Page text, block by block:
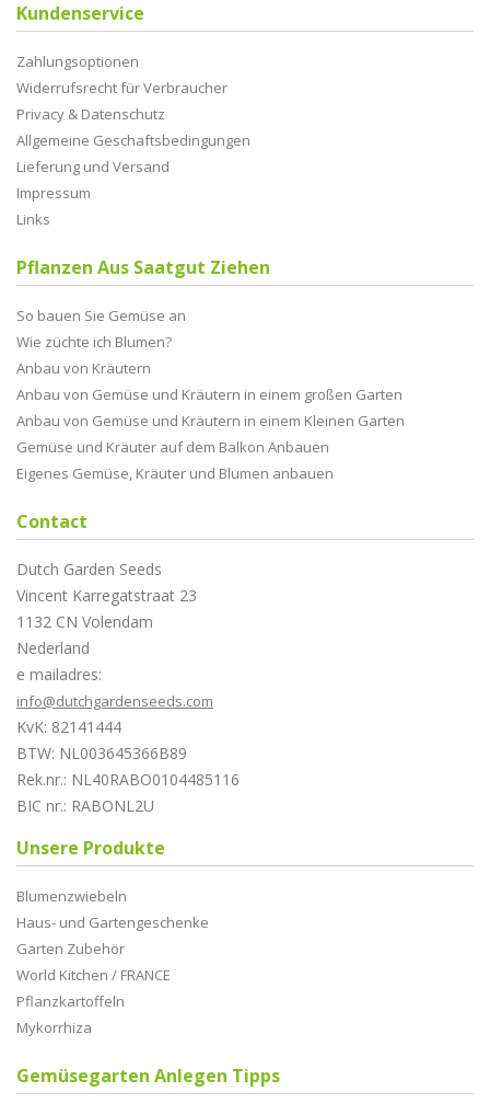
Kundenservice
Zahlungsoptionen
Widerrufsrecht für Verbraucher
Privacy & Datenschutz
Allgemeine Geschaftsbedingungen
Lieferung und Versand
Impressum
Links
Pflanzen Aus Saatgut Ziehen
So bauen Sie Gemüse an
Wie züchte ich Blumen?
Anbau von Kräutern
Anbau von Gemüse und Kräutern in einem großen Garten
Anbau von Gemüse und Kräutern in einem Kleinen Garten
Gemüse und Kräuter auf dem Balkon Anbauen
Eigenes Gemüse, Kräuter und Blumen anbauen
Contact
Dutch Garden Seeds
Vincent Karregatstraat 23
1132 CN Volendam
Nederland
e mailadres:
info@dutchgardenseeds.com
KvK: 82141444
BTW: NL003645366B89
Rek.nr.: NL40RABO0104485116
BIC nr.: RABONL2U
Unsere Produkte
Blumenzwiebeln
Haus- und Gartengeschenke
Garten Zubehör
World Kitchen / FRANCE
Pflanzkartoffeln
Mykorrhiza
Gemüsegarten Anlegen Tipps